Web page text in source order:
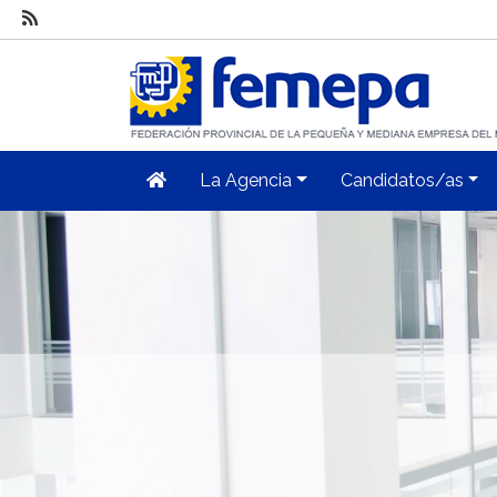
La Agencia Candidatos/as